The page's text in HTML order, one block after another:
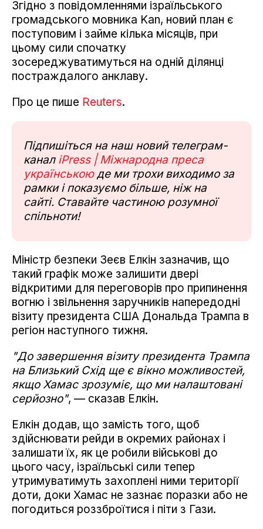
Згідно з повідомленнями ізраїльського
громадського мовника Kan, новий план є
поступовим і займе кілька місяців, при
цьому сили спочатку
зосереджуватимуться на одній ділянці
постраждалого анклаву.
Про це пише Reuters.
Підпишіться на наш новий телеграм-
канал iPress | Міжнародна преса
українськоюде ми трохи виходимо за
рамки і показуємо більше, ніж на
сайті. Ставайте частиною розумної
спільноти!
Міністр безпеки Зеєв Елкін зазначив, що
такий графік може залишити двері
відкритими для переговорів про припинення
вогню і звільнення заручників напередодні
візиту президента США Дональда Трампа в
регіон наступного тижня.
"До завершення візиту президента Трампа
на Близький Схід ще є вікно можливостей,
якщо Хамас зрозуміє, що ми налаштовані
серйозно", — сказав Елкін.
Елкін додав, що замість того, щоб
здійснювати рейди в окремих районах і
залишати їх, як це робили військові до
цього часу, ізраїльські сили тепер
утримуватимуть захоплені ними території
доти, доки Хамас не зазнає поразки або не
погодиться роззброїтися і піти з Гази.